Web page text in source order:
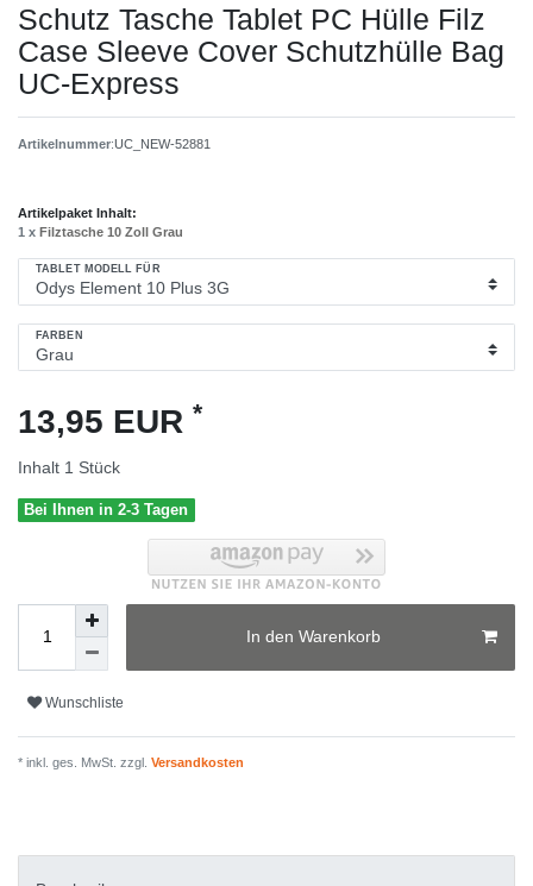
Schutz Tasche Tablet PC Hülle Filz
Case Sleeve Cover Schutzhülle Bag
UC-Express
Artikelnummer:UC_NEW-52881
Artikelpaket Inhalt:
1 x Filztasche 10 Zoll Grau
TABLET MODELL FÜR
FARBEN
13,95 EUR *
Inhalt 1 Stück
Bei Ihnen in 2-3 Tagen
In den Warenkorb
Wunschliste
* inkl. ges. MwSt. zzgl. Versandkosten